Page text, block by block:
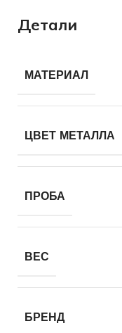
Детали
МАТЕРИАЛ
ЦВЕТ МЕТАЛЛА
ПРОБА
ВЕС
БРЕНД